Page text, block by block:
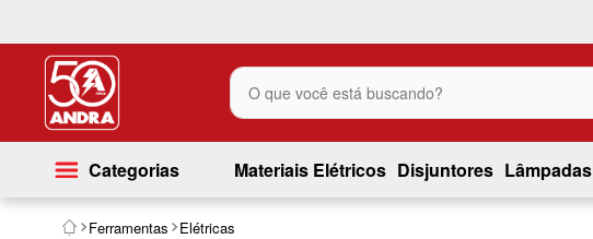
O que você está buscando?
Categorias Materiais Elétricos Disjuntores Lâmpadas
Ferramentas Elétricas